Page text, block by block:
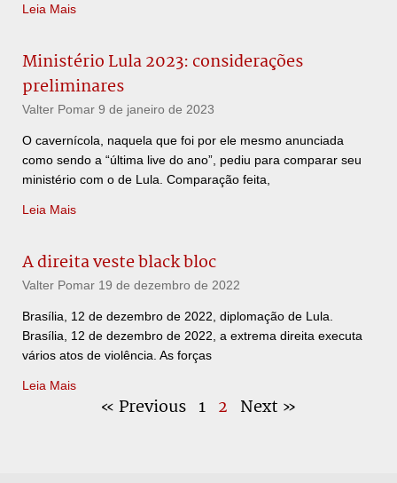
Leia Mais
Ministério Lula 2023: considerações
preliminares
Valter Pomar 9 de janeiro de 2023
O cavernícola, naquela que foi por ele mesmo anunciada
como sendo a “última live do ano”, pediu para comparar seu
ministério com o de Lula. Comparação feita,
Leia Mais
A direita veste black bloc
Valter Pomar 19 de dezembro de 2022
Brasília, 12 de dezembro de 2022, diplomação de Lula.
Brasília, 12 de dezembro de 2022, a extrema direita executa
vários atos de violência. As forças
Leia Mais
« Previous 1 2 Next »